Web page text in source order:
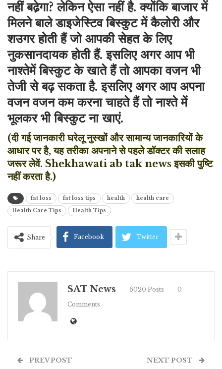
नहीं बढे़गा? लेकिन ऐसा नहीं है. क्योंकि बाजार में
मिलने बाले डाइजेस्टिव बिस्कुट में कैलोरी और
शउगर होती हैं जो आपकी सेहत के लिए
नुकसानदायक होती हैं. इसलिए अगर आप भी
नाश्तेमें बिस्कुट के खाते हैं तो आपका वजन भी
तेजी से बढ़ सकता है. इसलिए अगर आप अपना
वजन वजन कम करना चाहते हैं तो नाश्ते में
भूलकर भी बिस्कुट ना खाएं.
(दी गई जानकारी घरेलू नुस्खों और सामान्य जानकारियों के
आधार पर है, यह तरीका अपनाने से पहले डॉक्टर की सलाह
जरूर लेवें. Shekhawati ab tak news इसकी पुष्टि
नहीं करता है.)
fat loss fat loss tips health
health care
Health Care Tips
Health Tips
Share Facebook Twitter
SAT News 6020 Posts
0
Comments
PREV POST NEXT POST